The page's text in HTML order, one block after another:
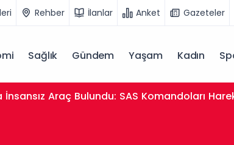
Rehber İlanlar Anket Gazeteler
Sağlık Gündem Yaşam Kadın
Nasıl Yapılır, Kimleri Kapsıyor?